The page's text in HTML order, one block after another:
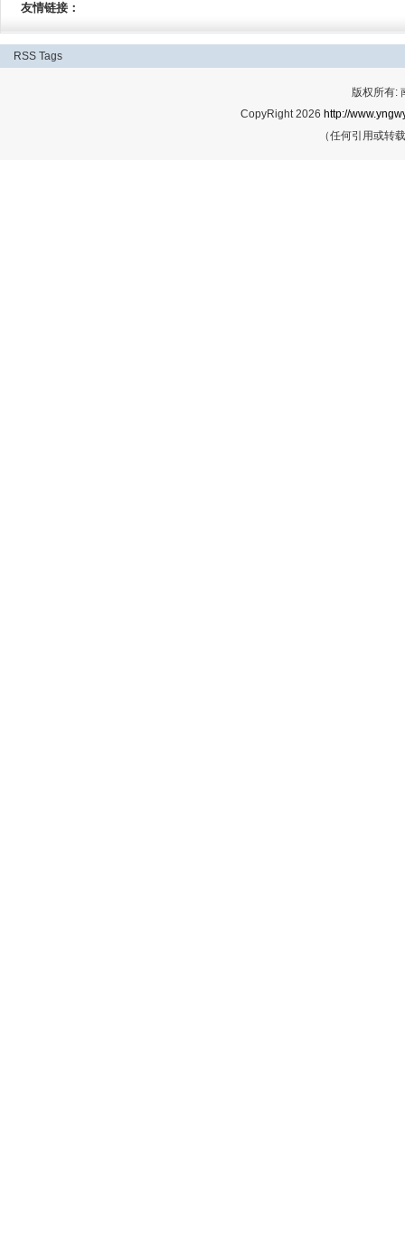
友情链接：
RSS Tags
版权所有:
CopyRight 2026 http://
（任何引用或转